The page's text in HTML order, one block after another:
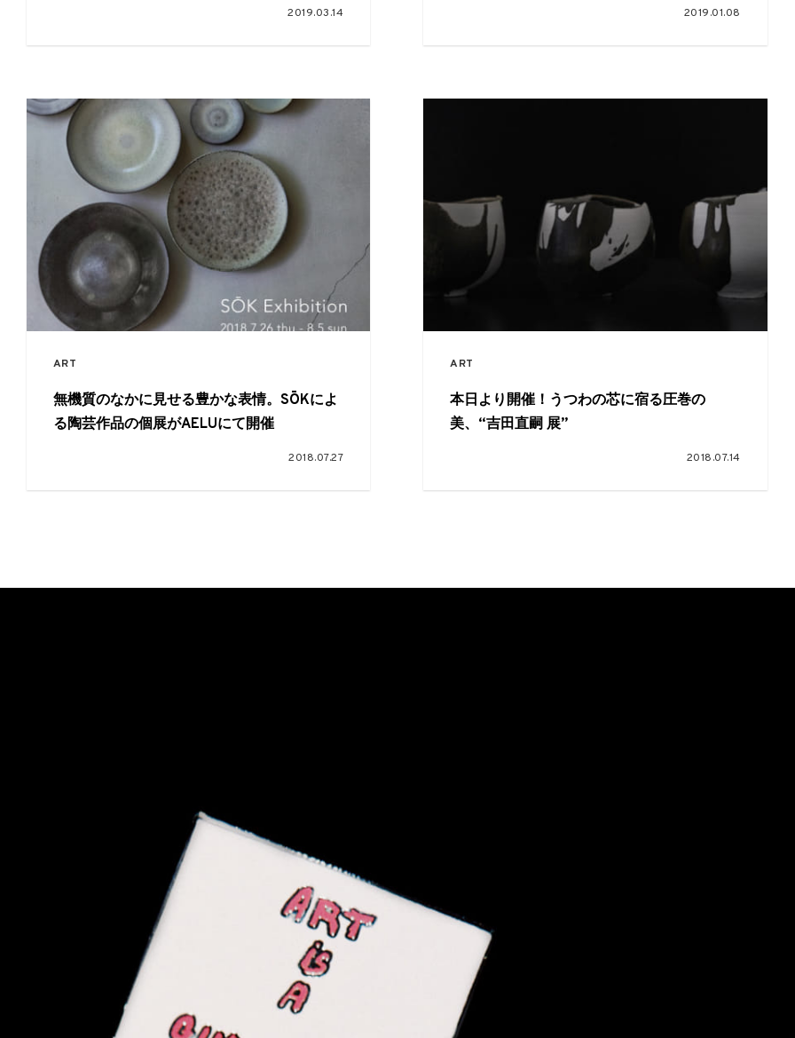
2019.03.14 2019.01.08
ART
無機質のなかに見せる豊かな表情。SŌKによ
る陶芸作品の個展がAELUにて開催
2018.07.27
ART
本日より開催！うつわの芯に宿る圧巻の
美、“吉田直嗣 展”
2018.07.14